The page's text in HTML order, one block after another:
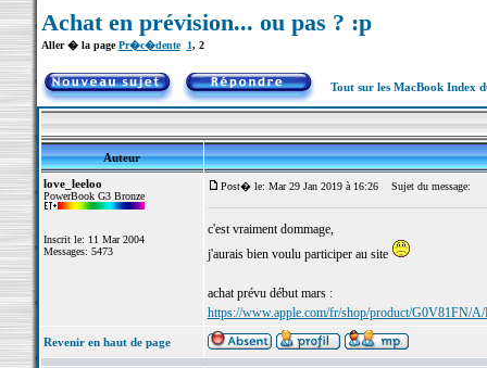
Achat en prévision... ou pas ? :p
Aller � la pagePr�c�dente 1, 2
Tout sur les MacBook Index
Auteur
love_leeloo
PowerBook G3 Bronze
Inscrit le: 11 Mar 2004
Messages: 5473
Post� le: Mar 29 Jan 2019 à 16:26 Sujet du message:
c'est vraiment dommage,
j'aurais bien voulu participer au site
achat prévu début mars :
https://www.apple.com/fr/shop/product/G0V81FN/
Revenir en haut de page